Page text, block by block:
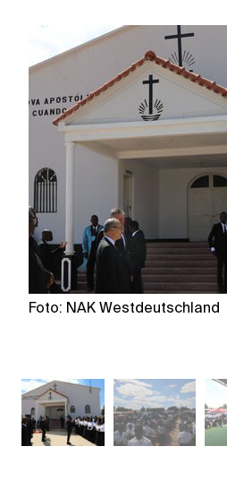
Foto: NAK Westdeutschland